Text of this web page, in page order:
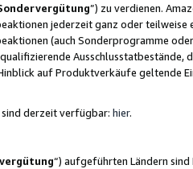
”) zu verdienen.
jederzeit ganz oder
(auch Sonderprogramme
Ausschlusstatbestände,
auf Produktverkäufe geltende
derzeit verfügbar: hier.
“) aufgeführten Ländern